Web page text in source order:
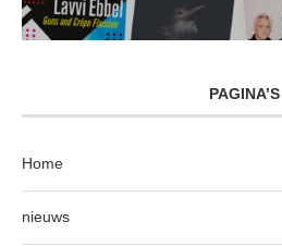
PAGINA’S
Home
nieuws